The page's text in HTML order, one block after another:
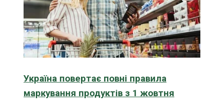
Україна повертає повні правила
маркування продуктів з 1 жовтня